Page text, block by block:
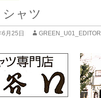
ャツ
月25日 GREEN_U01_EDITOR